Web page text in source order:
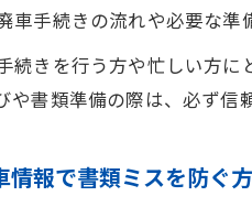
車手続きの流れや必要な準
続きを行う方や忙しい方
や書類準備の際は、必ず信
情報で書類ミスを防ぐ